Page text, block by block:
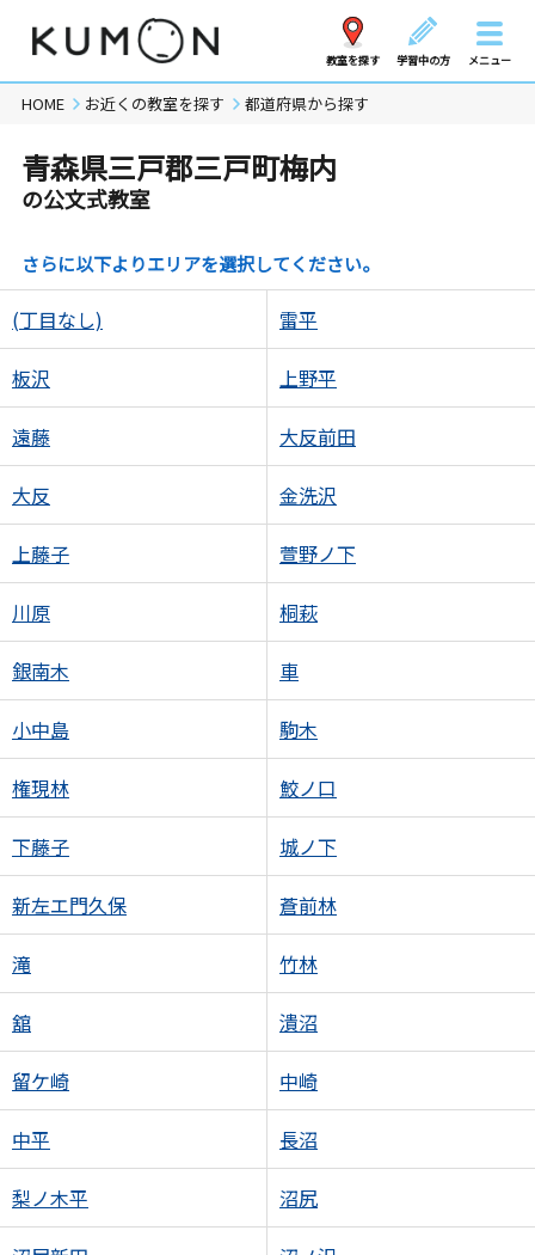
教室を探す 学習中の方 メニュー
HOME お近くの教室を探す 都道府県から探す
青森県三戸郡三戸町梅内
の公文式教室
さらに以下よりエリアを選択してください。
(丁目なし) 雷平
板沢 上野平
遠藤 大反前田
大反 金洗沢
上藤子 萱野ノ下
川原 桐萩
銀南木 車
小中島 駒木
権現林 鮫ノ口
下藤子 城ノ下
新左エ門久保 蒼前林
滝 竹林
舘 潰沼
留ケ崎 中崎
中平 長沼
梨ノ木平 沼尻